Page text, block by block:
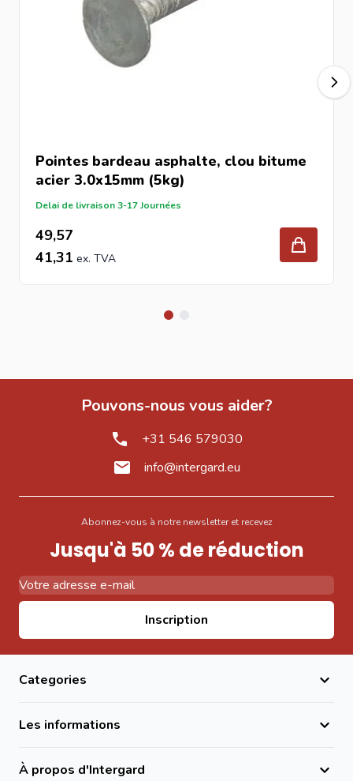
Pointes bardeau asphalte, clou bitume
acier 3.0x15mm (5kg)
Delai de livraison 3-17 Journées
49,57
41,31
Pouvons-nous vous aider?
+31 546 579030
info@intergard.eu
Abonnez-vous à notre newsletter et recevez
Jusqu'à 50 % de réduction
Inscription
Categories
Les informations
À propos d'Intergard